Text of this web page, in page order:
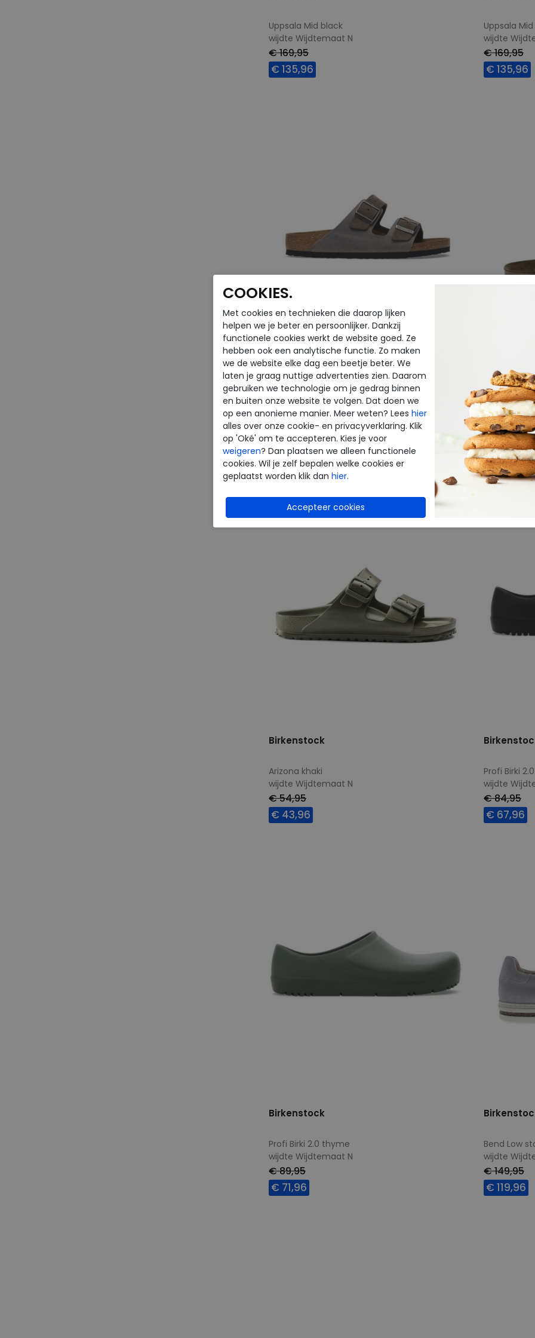
Uppsala Mid black
wijdte Wijdtemaat N
€ 169,95
€ 135,96
Uppsala
wijdte
€ 169,95
€ 135,96
Birkenstock
Arizona BS concrete grey
wijdte Wijdtemaat N
€ 119,95
€ 95,96
Beschikbare maten
44 46
Arizona
wijdte
€ 89,95
€ 71,96
36
Birkenstock
Arizona khaki
wijdte Wijdtemaat N
€ 54,95
€ 43,96
Profi Birki
wijdte
€ 84,95
€ 67,96
Birkenstock
Profi Birki 2.0 thyme
wijdte Wijdtemaat N
€ 89,95
€ 71,96
Bend Low
wijdte
€ 149,95
€ 119,96
COOKIES.
Met cookies en technieken die daarop lijken
helpen we je beter en persoonlijker. Dankzij
functionele cookies werkt de website goed. Ze
hebben ook een analytische functie. Zo maken
we de website elke dag een beetje beter. We
laten je graag nuttige advertenties zien. Daarom
gebruiken we technologie om je gedrag binnen
en buiten onze website te volgen. Dat doen we
op een anonieme manier. Meer weten? Lees hier
alles over onze cookie- en privacyverklaring. Klik
op 'Oké' om te accepteren. Kies je voor
weigeren? Dan plaatsen we alleen functionele
cookies. Wil je zelf bepalen welke cookies er
geplaatst worden klik dan hier.